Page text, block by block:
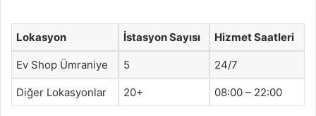
Lokasyon İstasyon Sayısı Hizmet Saatleri
Ev Shop Ümraniye 5 24/7
Diğer Lokasyonlar 20+ 08:00 – 22:00